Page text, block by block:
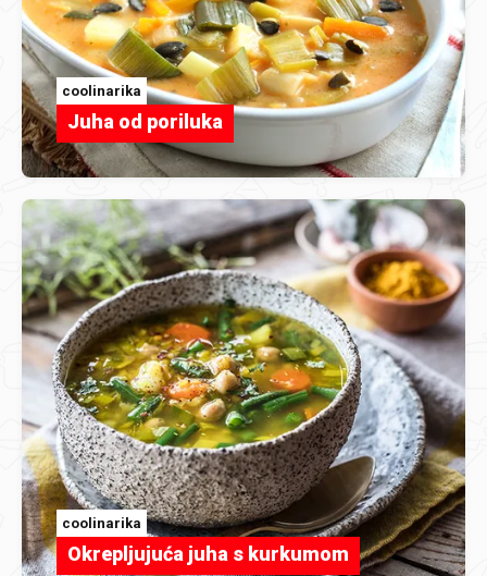
coolinarika
Juha od poriluka
coolinarika
Okrepljujuća juha s kurkumom